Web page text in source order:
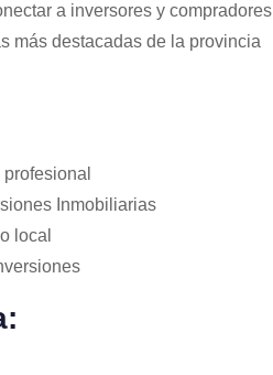
a inversores y compradores
más destacadas de la provincia
Inmobiliarias
local